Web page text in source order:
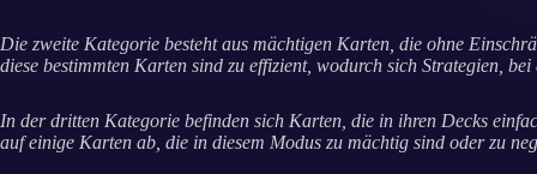
Die zweite Kategorie besteht aus mächtigen Karten, die ohne
diese bestimmten Karten sind zu effizient, wodurch sich Strategien,
In der dritten Kategorie befinden sich Karten, die in ihren Decks
auf einige Karten ab, die in diesem Modus zu mächtig sind oder zu